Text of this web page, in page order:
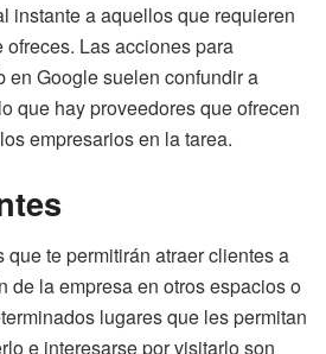
instante a aquellos que requieren
Las acciones para
en Google suelen confundir a
que hay proveedores que ofrecen
empresarios en la tarea.
que te permitirán atraer clientes a
de la empresa en otros espacios o
lugares que les permitan
e interesarse por visitarlo son